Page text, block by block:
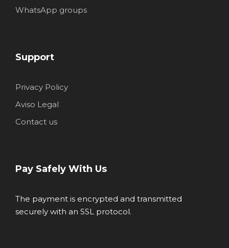
WhatsApp groups
Support
Privacy Policy
Aviso Legal
Contact us
Pay Safely With Us
The payment is encrypted and transmitted
securely with an SSL protocol.